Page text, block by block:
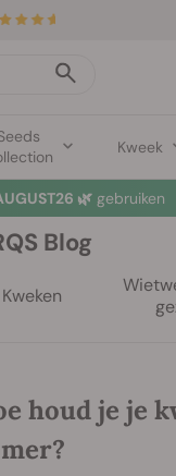
Kweek
🌿 gebruiken
Blog
houd je je